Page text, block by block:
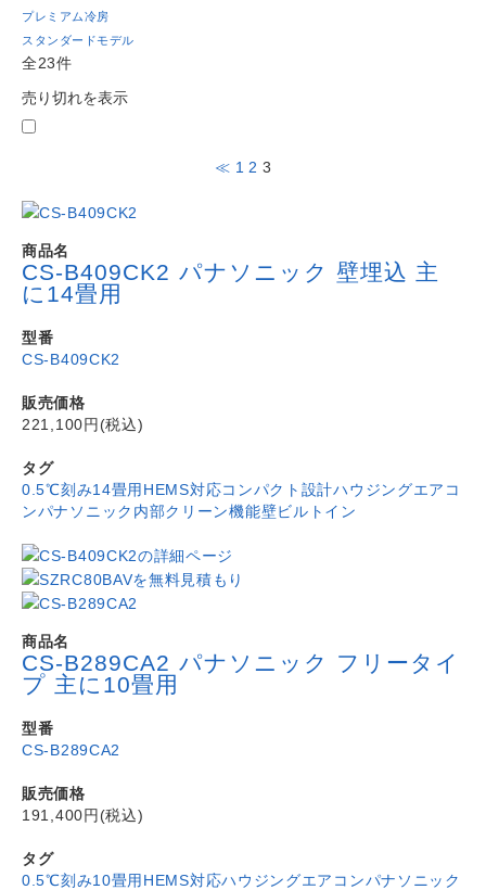
プレミアム冷房
スタンダードモデル
全23件
売り切れを表示
≪ 1 2 3
商品名
CS-B409CK2 パナソニック 壁埋込 主
に14畳用
型番
CS-B409CK2
販売価格
221,100円(税込)
タグ
0.5℃刻み14畳用 HEMS対応コンパクト設計ハウジングエアコ
ンパナソニック 内部クリーン機能壁ビルトイン
商品名
CS-B289CA2 パナソニック フリータイ
プ 主に10畳用
型番
CS-B289CA2
販売価格
191,400円(税込)
タグ
0.5℃刻み10畳用 HEMS対応ハウジングエアコンパナソニック